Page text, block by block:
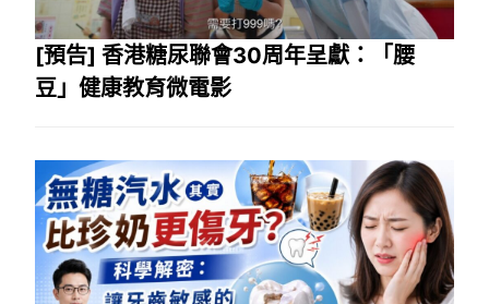
[預告] 香港糖尿聯會30周年呈獻：「腰
豆」健康教育微電影